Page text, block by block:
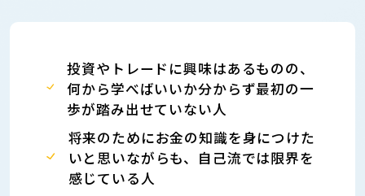
投資やトレードに興味はあるものの、
何から学べばいいか分からず最初の一
歩が踏み出せていない人
将来のためにお金の知識を身につけた
いと思いながらも、自己流では限界を
感じている人